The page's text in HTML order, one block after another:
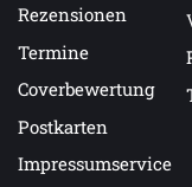
Rezensionen
Termine
Coverbewertung
Postkarten
Impressumservice